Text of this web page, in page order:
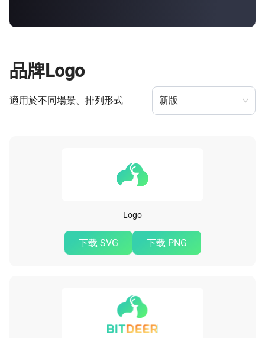
品牌Logo
適用於不同場景、排列形式 新版
Logo
下载 SVG 下载 PNG